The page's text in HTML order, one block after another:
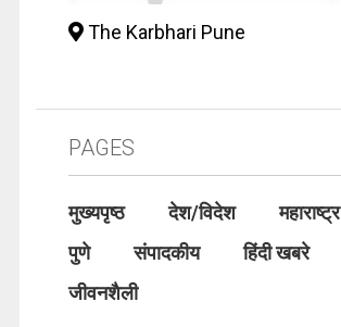
The Karbhari Pune
PAGES
मुख्यपृष्ठ देश/विदेश
महाराष्ट्र
पुणे
संपादकीय
हिंदी खबरे
जीवनशैली